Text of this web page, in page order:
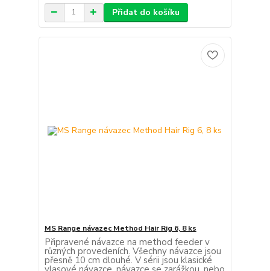
Přidat do košíku
MS Range návazec Method Hair Rig 6, 8 ks
Připravené návazce na method feeder v
různých provedeních. Všechny návazce jsou
přesně 10 cm dlouhé. V sérii jsou klasické